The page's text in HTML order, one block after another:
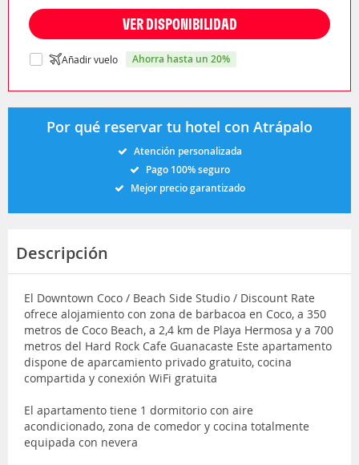
VER DISPONIBILIDAD
Añadir vuelo ahorra hasta un 20%
Por qué reservar tu hotel con Atrápalo
Atención personalizada
Pago 100% seguro
Mejor precio garantizado
Descripción
El Downtown Coco / Beach Side Studio / Discount Rate
ofrece alojamiento con zona de barbacoa en Coco, a 350
metros de Coco Beach, a 2,4 km de Playa Hermosa y a 700
metros del Hard Rock Cafe Guanacaste Este apartamento
dispone de aparcamiento privado gratuito, cocina
compartida y conexión WiFi gratuita
El apartamento tiene 1 dormitorio con aire
acondicionado, zona de comedor y cocina totalmente
equipada con nevera